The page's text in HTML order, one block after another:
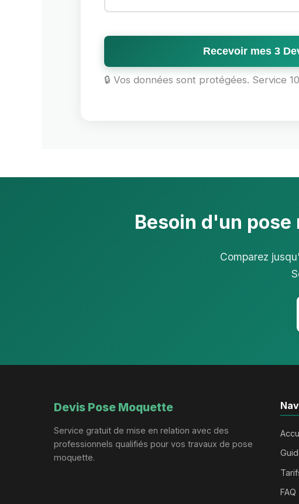
Recevoir mes 3
🔒 Vos données sont protégées. Service
Besoin d'un
Comparez
Devis Pose Moquette
Service gratuit de mise en relation avec des
professionnels qualifiés pour vos travaux de pose
moquette.
FAQ